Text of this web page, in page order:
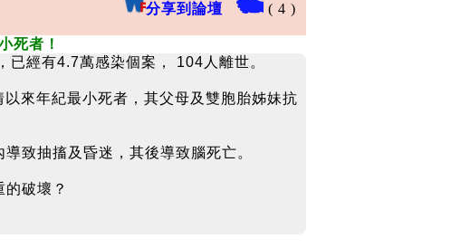
分享到論壇 ( 4 )
死者！
經有4.7萬感染個案， 104人離世。
來年紀最小死者，其父母及雙胞胎姊妹抗
致抽搐及昏迷，其後導致腦死亡。
破壞？